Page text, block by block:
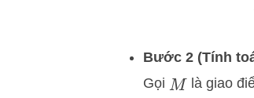
Bước 2 (Tính
Gọi M là giao